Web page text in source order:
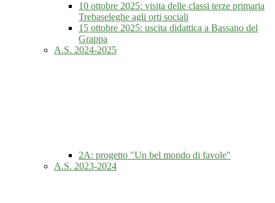
10 ottobre 2025: visita delle classi terze primaria
Trebaseleghe agli orti sociali
15 ottobre 2025: uscita didattica a Bassano del
Grappa
A.S. 2024-2025
2A: progetto "Un bel mondo di favole"
A.S. 2023-2024